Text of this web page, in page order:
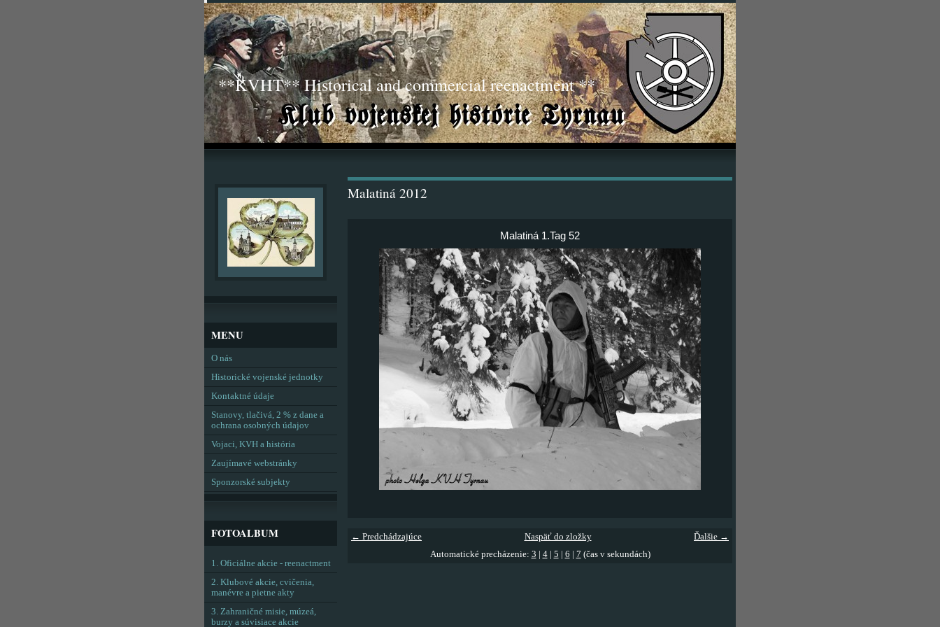
**KVHT** Historical and commercial reenactment **
Malatiná 2012
Malatiná 1.Tag 52
← Predchádzajúce Ďalšie →
Naspäť do zložky
Automatické precházenie: 3 4| 5 6 7 (čas v sekundách)
MENU
O nás
Historické vojenské jednotky
Kontaktné údaje
Stanovy, tlačivá, 2 % z dane a
ochrana osobných údajov
Vojaci, KVH a história
Zaujímavé webstránky
Sponzorské subjekty
FOTOALBUM
1. Oficiálne akcie - reenactment
2. Klubové akcie, cvičenia,
manévre a pietne akty
3. Zahraničné misie, múzeá,
burzy a súvisiace akcie